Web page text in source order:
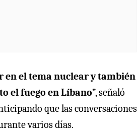
en el tema nuclear y también
el fuego en Líbano”, señaló
que las conversaciones
varios días.